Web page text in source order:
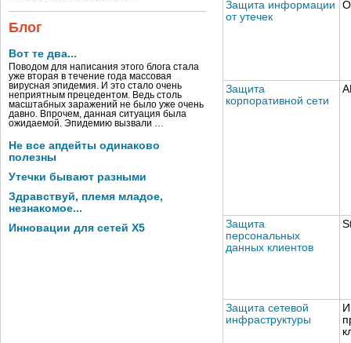
Блог
Вот те два...
Поводом для написания этого блога стала
уже вторая в течение года массовая
вирусная эпидемия. И это стало очень
неприятным прецедентом. Ведь столь
масштабных заражений не было уже очень
давно. Впрочем, данная ситуация была
ожидаемой. Эпидемию вызвали …
Не все апдейты одинаково
полезны
Утечки бывают разными
Здравствуй, племя младое,
незнакомое...
Инновации для сетей X5
Защита информации
от утечек
Защита
корпоративной сети
Защита
персональных
данных клиентов
Защита сетевой
инфраструктуры